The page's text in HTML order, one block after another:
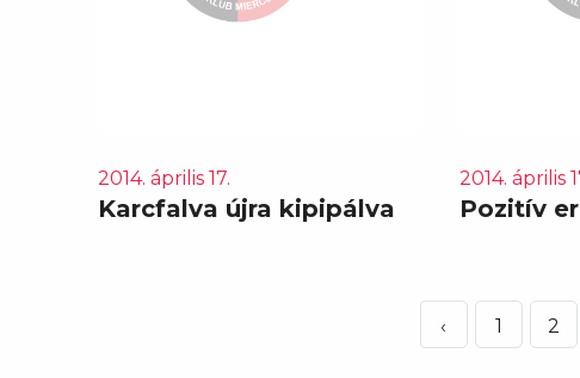
2014. április 17.
Karcfalva újra kipipálva
2014. április
Pozitív
‹ 1 2